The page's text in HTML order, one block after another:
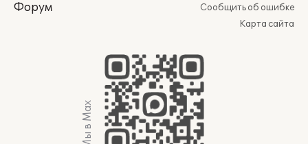
Форум
Сообщить об ошибке
Карта сайта
Мы в Max